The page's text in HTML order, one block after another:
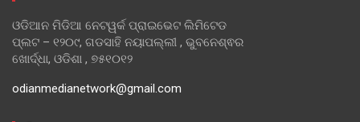
ଓଡିଆନ ମିଡିଆ ନେଟୱର୍କ ପ୍ରାଇଭେଟ ଲିମିଟେଡ
ପ୍ଲଟ – ୧୨୦୯, ଗଡସାହି ନୟାପଲ୍ଲୀ , ଭୁବନେଶ୍ଵର
ଖୋର୍ଦ୍ଧା, ଓଡିଶା , ୭୫୧୦୧୨
odianmedianetwork@gmail.com